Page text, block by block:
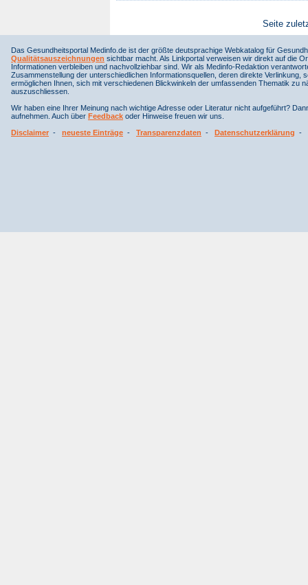
Seite
Das Gesundheitsportal Medinfo.de ist der größte deutsprachige Webkatalog für
Qualitätsauszeichnungen sichtbar macht. Als Linkportal verweisen wir direkt auf die
Informationen verbleiben und nachvollziehbar sind. Wir als Medinfo-Redaktion
Zusammenstellung der unterschiedlichen Informationsquellen, deren direkte
ermöglichen Ihnen, sich mit verschiedenen Blickwinkeln der umfassenden Thematik
auszuschliessen.
Wir haben eine Ihrer Meinung nach wichtige Adresse oder Literatur nicht aufgeführt?
aufnehmen. Auch über Feedback oder Hinweise freuen wir uns.
Disclaimer - neueste Einträge - Transparenzdaten - Datenschutzerklärung -